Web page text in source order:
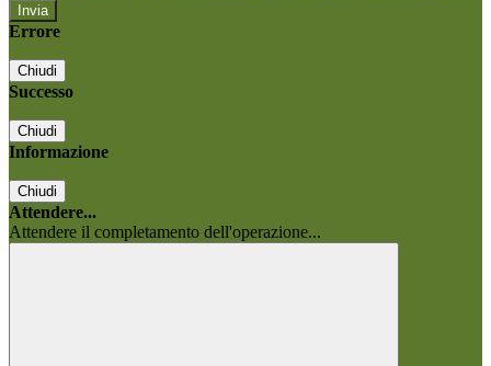
Errore
Chiudi
Successo
Chiudi
Informazione
Chiudi
Attendere...
Attendere il completamento dell'operazione...